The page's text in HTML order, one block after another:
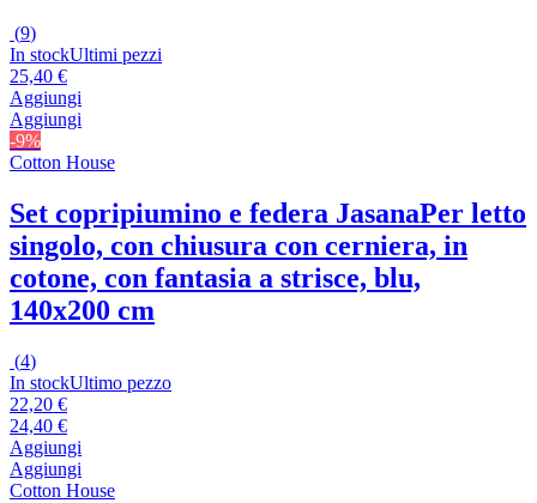
(9)
In stockUltimi pezzi
25,40 €
Aggiungi
Aggiungi
-9%
Cotton House
Set copripiumino e federa JasanaPer letto
singolo, con chiusura con cerniera, in
cotone, con fantasia a strisce, blu,
140x200 cm
(4)
In stockUltimo pezzo
22,20 €
24,40 €
Aggiungi
Aggiungi
Cotton House